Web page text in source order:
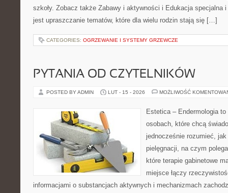
szkoły. Zobacz także Zabawy i aktywności i Edukacja specjalna
jest upraszczanie tematów, które dla wielu rodzin stają się […]
CATEGORIES: OGRZEWANIE I SYSTEMY GRZEWCZE
PYTANIA OD CZYTELNIKÓW
POSTED BY ADMIN LUT - 15 - 2026 MOŻLIWOŚĆ
Estetica – Endermologia
osobach, które chcą
jednocześnie rozumieć, jak
pielęgnacji, na czym
które terapie gabinetowe
miejsce łączy
informacjami o substancjach aktywnych i mechanizmach